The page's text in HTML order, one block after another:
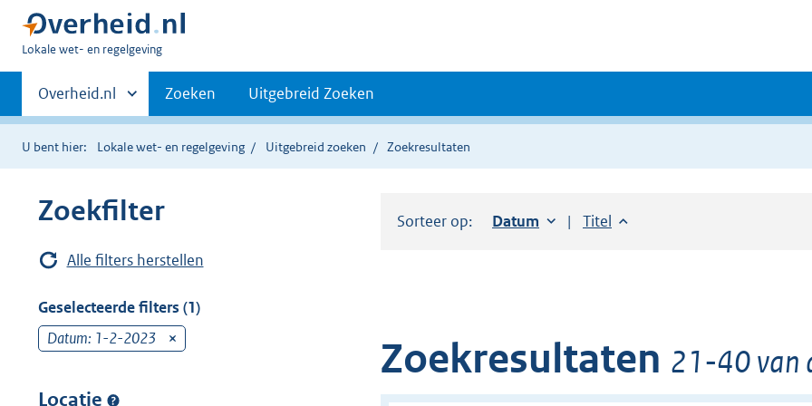
U
hier:
Lokale wet- en regelgeving
Primaire
navigatie
Andere
sites
binnen
Overheid.nl Zoeken Uitgebreid Zoeken
U bent hier: Lokale wet- en regelgeving Uitgebreid zoeken Zoekresultaten
Zoekfilter
Alle filters herstellen
Geselecteerde filters (1)
Datum: 1-2-2023
Locatie
Sorteer op: Sorteer op:
Datum oplopendSorteer op:
Titel oplopend
Zoekresultaten 21-40 van